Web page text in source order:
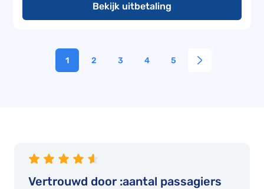
Bekijk uitbetaling
1 2 3 4 5
Vertrouwd door :aantal passagiers